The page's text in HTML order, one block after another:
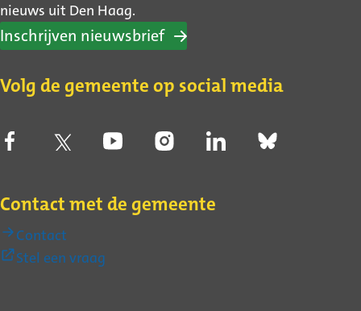
nieuws uit Den Haag.
Inschrijven nieuwsbrief
Volg de gemeente op social media
Contact met de gemeente
Contact
Stel een vraag